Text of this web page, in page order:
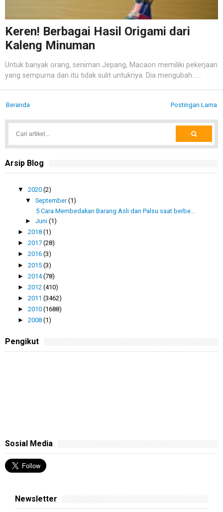
Keren! Berbagai Hasil Origami dari
Kaleng Minuman
Untuk banyak orang, seniman Jepang, Macaon memiliki pekerjaan
yang sempurna dan itu tidak sulit untuknya. Dia mengubah......
Postingan Lama
Beranda
Arsip Blog
▼ 2020 (2)
▼September(1)
5 Cara Membedakan Barang Asli dan Palsu saat berbe...
►Juni(1)
► 2018 (1)
► 2017 (28)
► 2016 (3)
► 2015 (3)
► 2014(78)
► 2012 (410)
► 2011 (3462)
► 2010 (1688)
► 2008 (1)
Pengikut
Sosial Media
Newsletter